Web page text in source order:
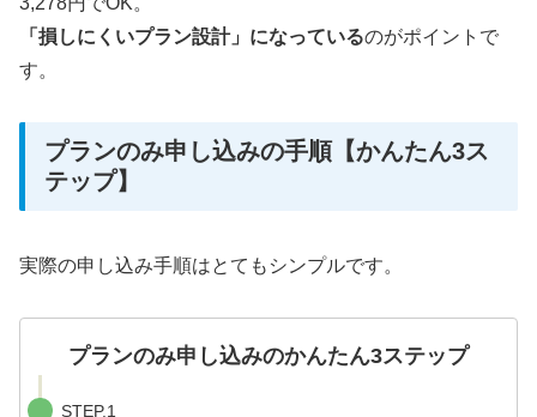
「損しにくいプラン設計」になっているのがポイントで
す。
プランのみ申し込みの手順【かんたん3ス
テップ】
実際の申し込み手順はとてもシンプルです。
プランのみ申し込みのかんたん3ステップ
STEP.1